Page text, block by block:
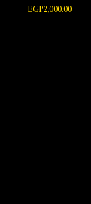
EGP2,000.00